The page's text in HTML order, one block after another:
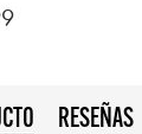
RESEÑAS